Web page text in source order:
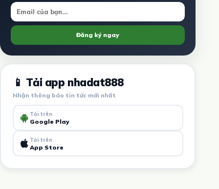
Đăng ký ngay
📱 Tải app nhadat888
Nhận thông báo tin tức mới nhất
Tải trên
Google Play
Tải trên
App Store